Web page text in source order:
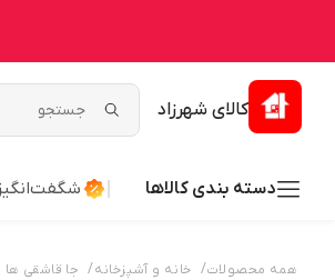
کالای شهرزاد
دسته بندی کالاها
همه محصولات/ خانه و آشپزخانه/ جا قاشقی ها